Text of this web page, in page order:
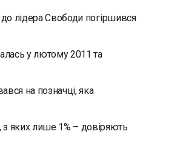
до лідера Свободи погіршився
у лютому 2011 та
на позначці, яка
яких лише 1% – довіряють